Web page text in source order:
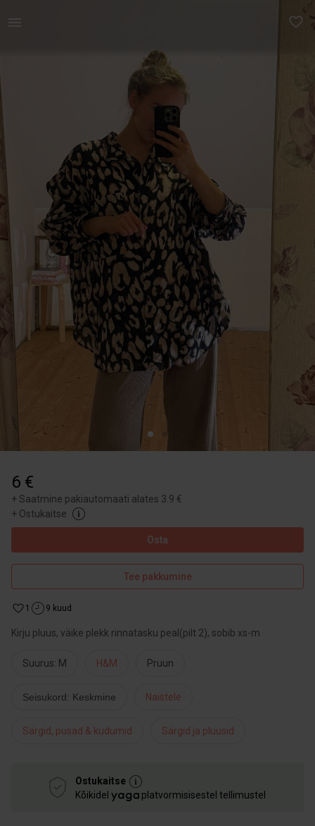
6 €
+Saatmine pakiautomaati alates 3.9 €
+ Ostukaitse
Osta
Tee pakkumine
1 9 kuud
Kirju pluus, väike plekk rinnatasku peal(pilt 2), sobib xs-m
Suurus: M H&M Pruun
Seisukord: Keskmine Naistele
Särgid, pusad & kudumid Särgid ja pluusid
Ostukaitse
Kõikidel
platvormisisestel tellimustel